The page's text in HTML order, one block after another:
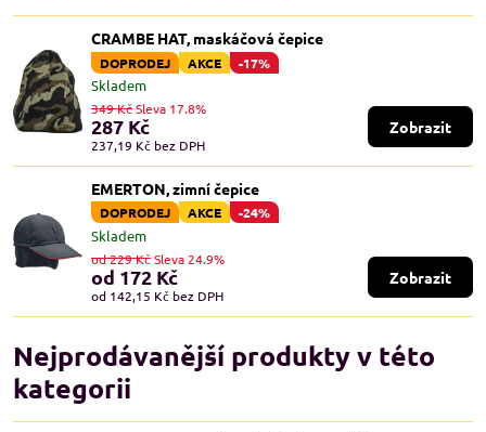
CRAMBE HAT, maskáčová čepice
DOPRODEJ AKCE -17%
Skladem
287 Kč
237,19 Kč bez DPH
349 KčSleva 17.8%
Zobrazit
EMERTON, zimní čepice
DOPRODEJ AKCE -24%
Skladem
od 172 Kč
od 142,15 Kč bez DPH
od 229 KčSleva 24.9%
Zobrazit
Nejprodávanější produkty v této
kategorii